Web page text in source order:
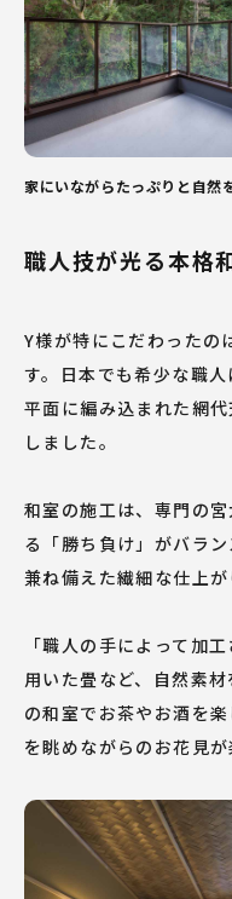
家にいながらたっぷりと自然
職人技が光る本格
Y様が特にこだわったの
す。日本でも希少な職人
平面に編み込まれた網
しました。
和室の施工は、専門の
る「勝ち負け」がバラ
兼ね備えた繊細な仕上が
「職人の手によって加
用いた畳など、自然素
の和室でお茶やお酒を
を眺めながらのお花見が